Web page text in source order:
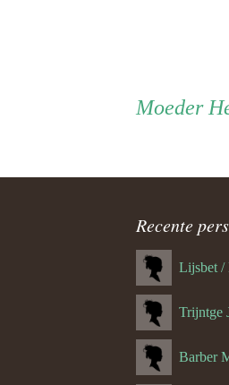
Persoon
ouder
navigatie
Moeder
Recente